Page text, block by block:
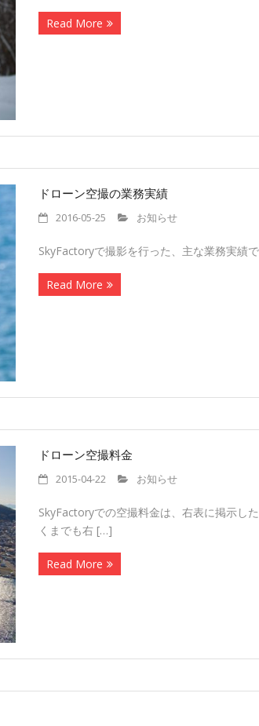
Read More
ドローン空撮の業務実績
2016-05-25 お知らせ
SkyFactoryで撮影を行った、主な業務実績で
Read More
ドローン空撮料金
2015-04-22 お知らせ
SkyFactoryでの空撮料金は、右表に掲示し
くまでも右 […]
Read More